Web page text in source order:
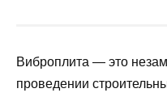
Виброплита — это
проведении